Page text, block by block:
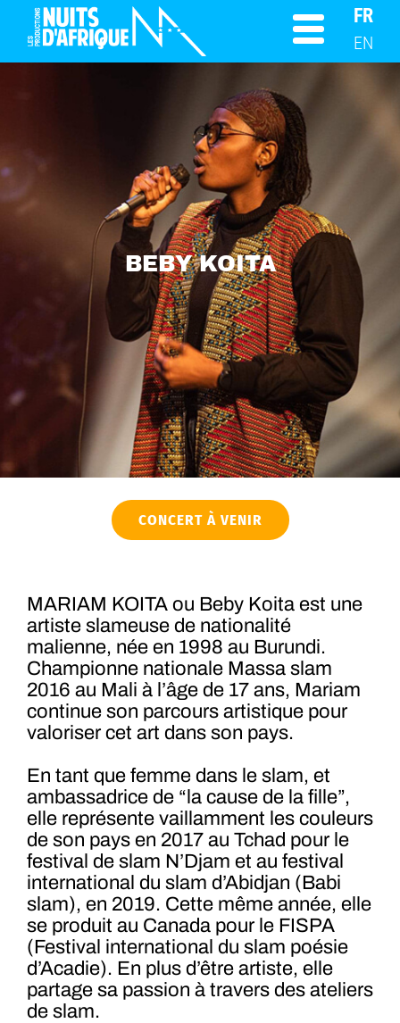
FR
EN
BEBY KOITA
CONCERT À VENIR
MARIAM KOITA ou Beby Koita est une
artiste slameuse de nationalité
malienne, née en 1998 au Burundi.
Championne nationale Massa slam
2016 au Mali à l’âge de 17 ans, Mariam
continue son parcours artistique pour
valoriser cet art dans son pays.
En tant que femme dans le slam, et
ambassadrice de “la cause de la fille”,
elle représente vaillamment les couleurs
de son pays en 2017 au Tchad pour le
festival de slam N’Djam et au festival
international du slam d’Abidjan (Babi
slam), en 2019. Cette même année, elle
se produit au Canada pour le FISPA
(Festival international du slam poésie
d’Acadie). En plus d’être artiste, elle
partage sa passion à travers des ateliers
de slam.